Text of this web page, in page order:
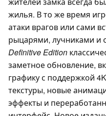
жилья. В то же время
атаки врагов или сами
рыцарями, лучниками
Definitive Edition
заметное обновление,
графику с поддержкой
текстуры, новые
эффекты и